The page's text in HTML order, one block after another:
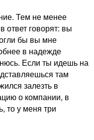
Тем не менее
ответ говорят: вы
бы вы мне
в надежде
Если ты идешь на
там
залезть в
о компании, в
то у меня три